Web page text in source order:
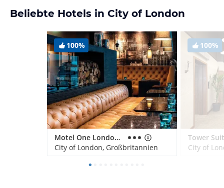
Beliebte Hotels in City of London
100%
Motel One London-Tower Hill
City of London, Großbritannien
100%
City of